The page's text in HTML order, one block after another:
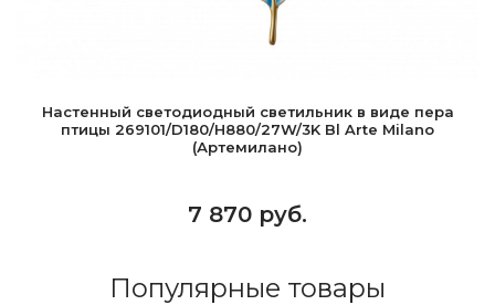
Настенный светодиодный светильник в виде пера
птицы 269101/D180/H880/27W/3K Bl Arte Milano
(Артемилано)
7 870 руб.
Популярные товары